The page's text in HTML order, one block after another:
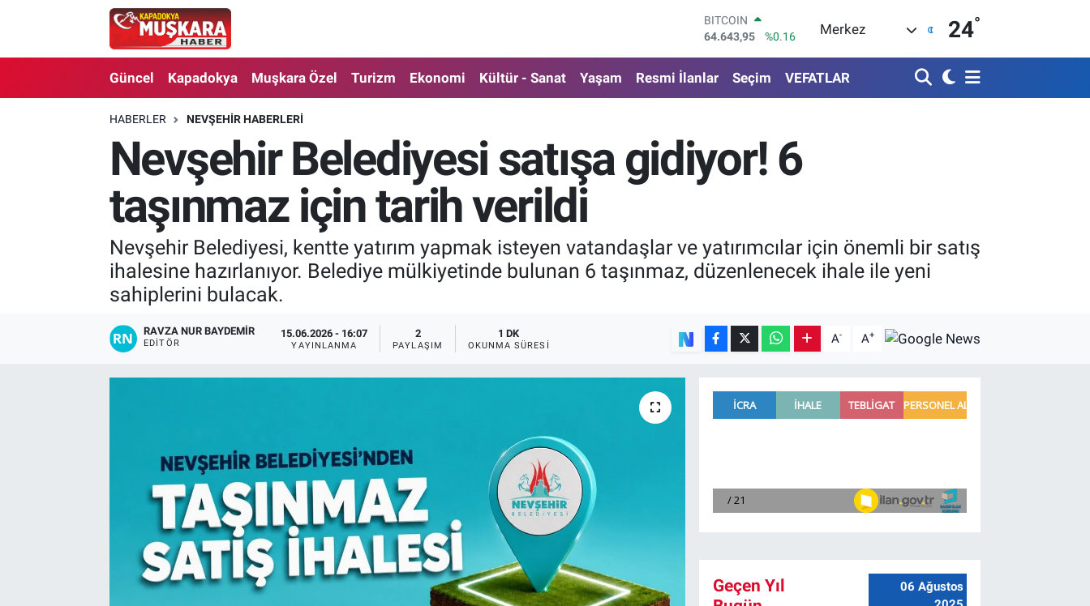
DOLAR
47,6006
%0.06
55,0250
%0.02
STERLİN
64,2398
%0.2
BİST100
13.799
%70
BITCOIN
Merkez 24°
Güncel Kapadokya Muşkara Özel Turizm Ekonomi Kültür - Sanat Yaşam Resmi İlanlar Seçim VEFATLAR
HABERLER NEVŞEHIR HABERLERI
Nevşehir Belediyesi satışa gidiyor! 6
taşınmaz için tarih verildi
Nevşehir Belediyesi, kentte yatırım yapmak isteyen vatandaşlar ve yatırımcılar için önemli bir satış
ihalesine hazırlanıyor. Belediye mülkiyetinde bulunan 6 taşınmaz, düzenlenecek ihale ile yeni
sahiplerini bulacak.
RAVZA NUR BAYDEMIR
EDITÖR
15.06.2026 - 16:07
YAYINLANMA
2
PAYLAŞIM
1 DK
OKUNMA SÜRESI A- A+
Geçen Yıl
06 Ağustos
CANLI SEÇİM SONUÇLARI
Güncel
Kapadokya
Kültür - Sanat
Nevşehir Nöbetçi Eczaneler
Nevşehir Hava Durumu
Nevşehir Trafik Yoğunluk Haritası
Süper Lig Puan Durumu ve Fikstür
Tüm Manşetler
Son Dakika Haberleri